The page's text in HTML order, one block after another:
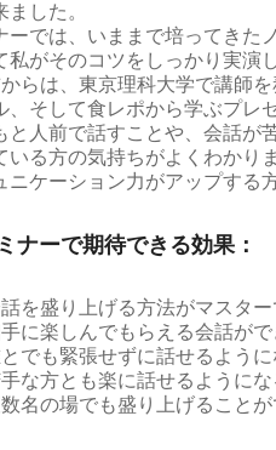
ました。
ーでは、いままで培ってきた
私がそのコツをしっかり実演
らは、東京理科大学で講師
、そして食レポから学ぶプレ
と人前で話すことや、会話が
いる方の気持ちがよくわかり
ニケーション力がアップする
ナーで期待できる効果：
を盛り上げる方法がマスター
に楽しんでもらえる会話がで
でも緊張せずに話せるように
な方とも楽に話せるようにな
名の場でも盛り上げることが